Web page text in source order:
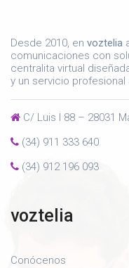
Desde 2010, en voztelia
comunicaciones con
centralita virtual
y un servicio
C/ Luis I 88 – 28031
(34) 911 333 640
(34) 912 196 093
voztelia
Conócenos